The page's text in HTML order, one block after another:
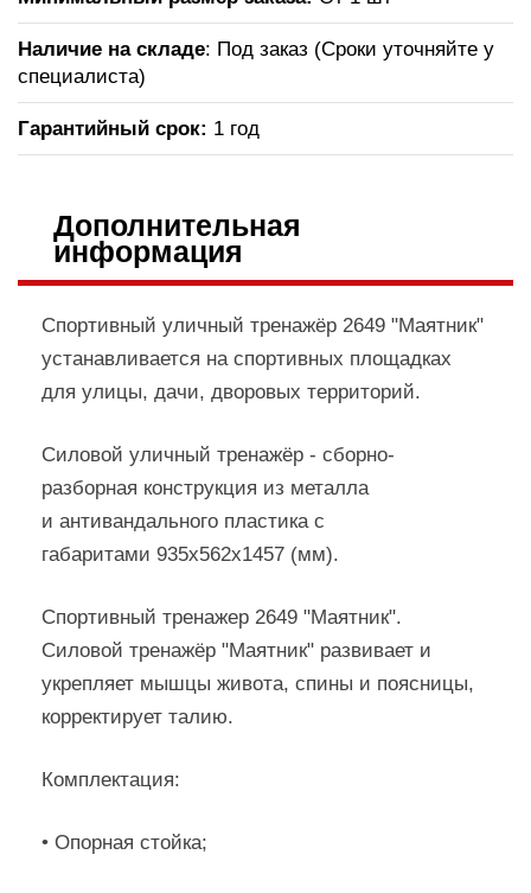
Наличие на складе: Под заказ (Сроки уточняйте у
специалиста)
Гарантийный срок: 1 год
Дополнительная
информация
Спортивный уличный тренажёр 2649 "Маятник"
устанавливается на спортивных площадках
для улицы, дачи, дворовых территорий.
Силовой уличный тренажёр - сборно-
разборная конструкция из металла
и антивандального пластика с
габаритами 935х562х1457 (мм).
Спортивный тренажер 2649 "Маятник".
Силовой тренажёр "Маятник" развивает и
укрепляет мышцы живота, спины и поясницы,
корректирует талию.
Комплектация:
• Опорная стойка;